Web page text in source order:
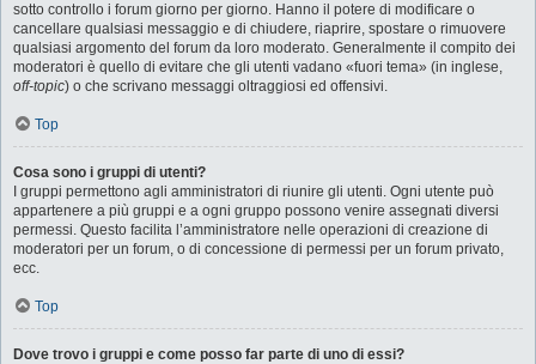
sotto controllo i forum giorno per giorno. Hanno il potere di modificare o
cancellare qualsiasi messaggio e di chiudere, riaprire, spostare o rimuovere
qualsiasi argomento del forum da loro moderato. Generalmente il compito dei
moderatori è quello di evitare che gli utenti vadano «fuori tema» (in inglese,
off-topic) o che scrivano messaggi oltraggiosi ed offensivi.
Top
Cosa sono i gruppi di utenti?
I gruppi permettono agli amministratori di riunire gli utenti. Ogni utente può
appartenere a più gruppi e a ogni gruppo possono venire assegnati diversi
permessi. Questo facilita l’amministratore nelle operazioni di creazione di
moderatori per un forum, o di concessione di permessi per un forum privato,
ecc.
Top
Dove trovo i gruppi e come posso far parte di uno di essi?